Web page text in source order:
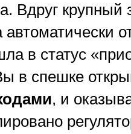
Вдруг крупный
в статус
в спешке
, и